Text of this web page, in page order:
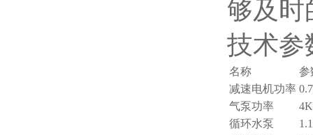
够及时
技术参
名称
参
减速电机功率
气泵功率
循环水泵